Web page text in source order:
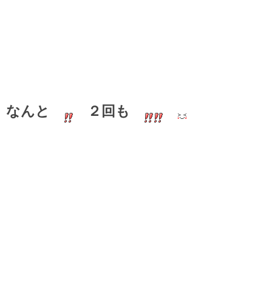
なんと ２回も